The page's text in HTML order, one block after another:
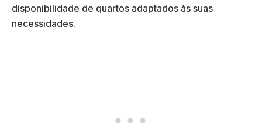
disponibilidade de quartos adaptados às suas
necessidades.